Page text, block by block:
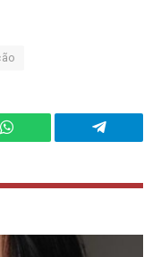
WhatsApp Telegram